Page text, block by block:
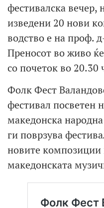
фестивалска вечер,
изведени 20 нови
водство е на проф.
Преносот во живо
со почеток во 20.30
Фолк Фест
фестивал посветен
македонска
ги поврзува
новите композиции
македонската